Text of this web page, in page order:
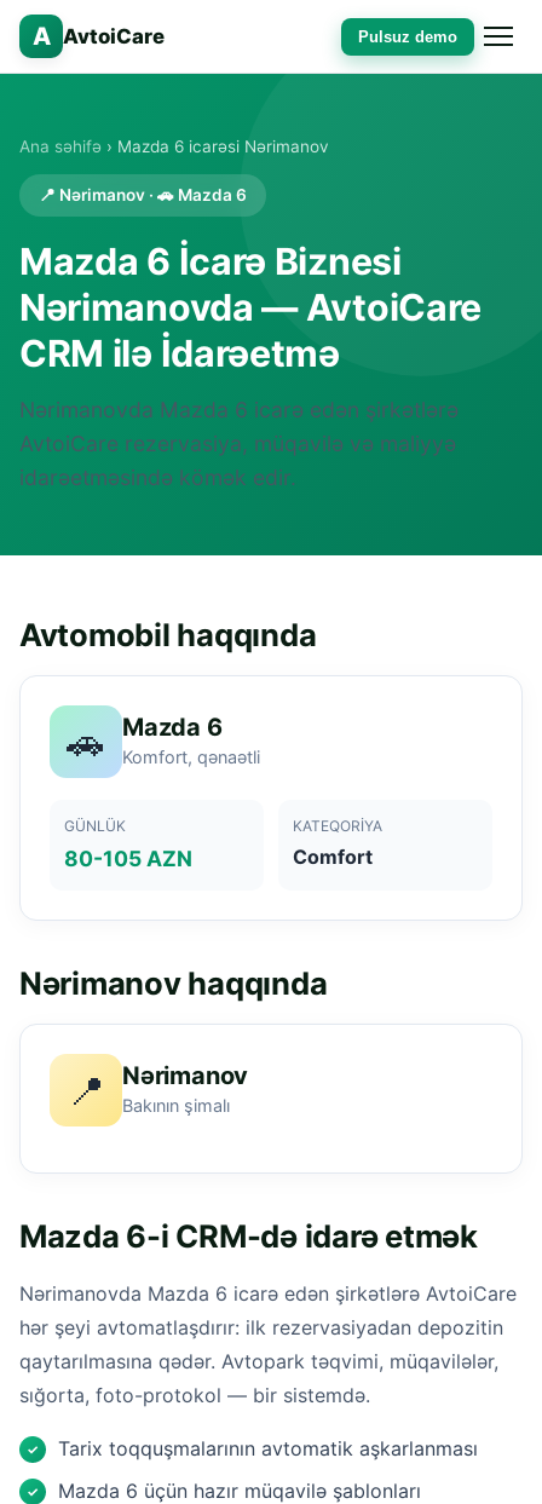
A AvtoiCare Pulsuz demo
Ana səhifə › Mazda 6 icarəsi Nərimanov
📍 Nərimanov · 🚗 Mazda 6
Mazda 6 İcarə Biznesi
Nərimanovda — AvtoiCare
CRM ilə İdarəetmə
Nərimanovda Mazda 6 icarə edən şirkətlərə
AvtoiCare rezervasiya, müqavilə və maliyyə
idarəetməsində kömək edir.
Avtomobil haqqında
🚗 Mazda 6
Komfort, qənaətli
GÜNLÜK
80-105 AZN
KATEQORIYA
Comfort
Nərimanov haqqında
📍 Nərimanov
Bakının şimalı
Mazda 6-i CRM-də idarə etmək
Nərimanovda Mazda 6 icarə edən şirkətlərə AvtoiCare
hər şeyi avtomatlaşdırır: ilk rezervasiyadan depozitin
qaytarılmasına qədər. Avtopark təqvimi, müqavilələr,
sığorta, foto-protokol — bir sistemdə.
✓ Tarix toqquşmalarının avtomatik aşkarlanması
✓ Mazda 6 üçün hazır müqavilə şablonları